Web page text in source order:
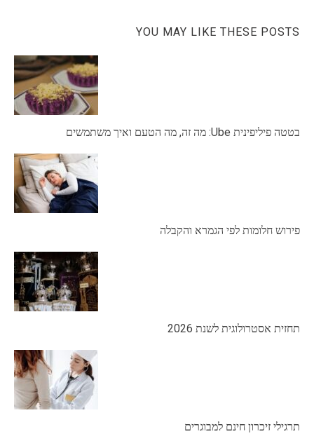
YOU MAY LIKE THESE POSTS
בטטה פיליפינית Ube: מה זה, מה הטעם ואיך משתמשים
פירוש חלומות לפי הגמרא והקבלה
תחזית אסטרולוגית לשנת 2026
תרגילי זיכרון חינם למבוגרים